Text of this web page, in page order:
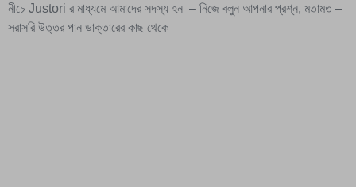
নীচে Justori র মাধ্যমে আমাদের সদস্য হন – নিজে বলুন আপনার প্রশ্ন, মতামত –
সরাসরি উত্তর পান ডাক্তারের কাছ থেকে